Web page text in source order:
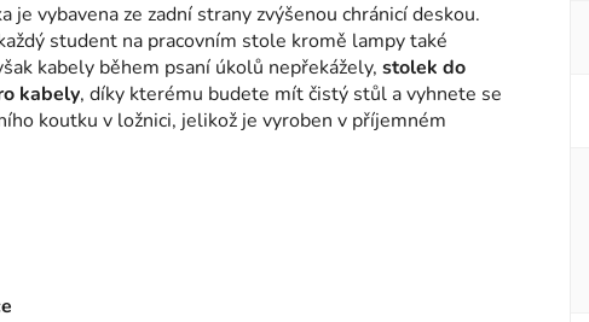
je vybavena ze zadní strany zvýšenou chránicí deskou.
student na pracovním stole kromě lampy také
kabely během psaní úkolů nepřekážely, stolek do
kabely, díky kterému budete mít čistý stůl a vyhnete se
koutku v ložnici, jelikož je vyroben v příjemném